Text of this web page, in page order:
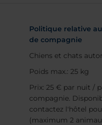
Politique relative
de compagnie
Chiens et chats
Poids max.: 25 kg
Prix: 25 € par nuit /
compagnie.
contactez l'hôtel
(maximum 2